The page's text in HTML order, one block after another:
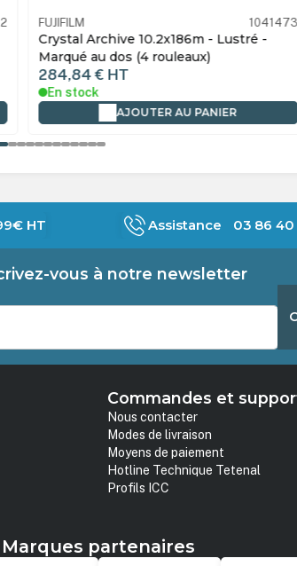
FUJIFILM
Crystal Archive 10.2x186m - Mat -
Marqué au dos (4 rouleaux)
284,84 €HT
En stock
AJOUTER AU PANIER
HT Assistance 03 86 40
vous à notre newsletter
Commandes et
Nous contacter
Modes de livraison
Moyens de paiement
Hotline Technique Tetenal
Profils ICC
Marques partenaires